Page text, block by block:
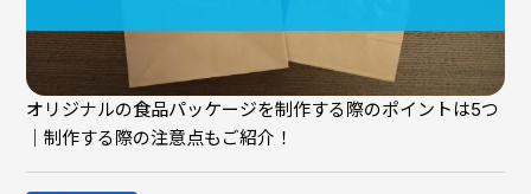
オリジナルの食品パッケージを制作する際のポイントは5つ
｜制作する際の注意点もご紹介！